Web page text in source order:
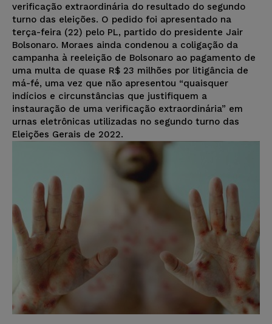
verificação extraordinária do resultado do segundo
turno das eleições. O pedido foi apresentado na
terça-feira (22) pelo PL, partido do presidente Jair
Bolsonaro. Moraes ainda condenou a coligação da
campanha à reeleição de Bolsonaro ao pagamento de
uma multa de quase R$ 23 milhões por litigância de
má-fé, uma vez que não apresentou “quaisquer
indícios e circunstâncias que justifiquem a
instauração de uma verificação extraordinária” em
urnas eletrônicas utilizadas no segundo turno das
Eleições Gerais de 2022.